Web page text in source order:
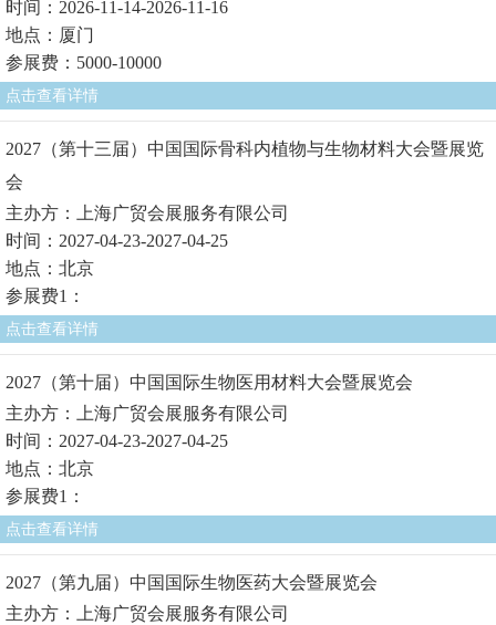
时间：2026-11-14-2026-11-16
地点：厦门
参展费：5000-10000
点击查看详情
2027（第十三届）中国国际骨科内植物与生物材料大会暨展览
会
主办方：上海广贸会展服务有限公司
时间：2027-04-23-2027-04-25
地点：北京
参展费1：
点击查看详情
2027（第十届）中国国际生物医用材料大会暨展览会
主办方：上海广贸会展服务有限公司
时间：2027-04-23-2027-04-25
地点：北京
参展费1：
点击查看详情
2027（第九届）中国国际生物医药大会暨展览会
主办方：上海广贸会展服务有限公司